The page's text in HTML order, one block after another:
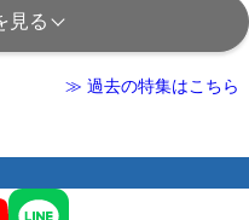
見る
≫ 過去の特集はこちら